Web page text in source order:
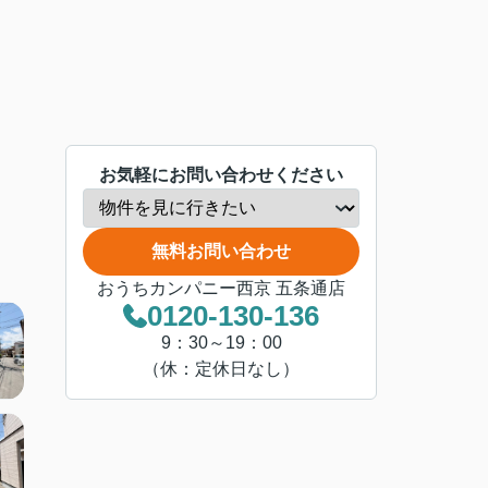
お気軽にお問い合わせください
無料お問い合わせ
おうちカンパニー西京 五条通店
0120-130-136
9：30～19：00
（休：定休日なし）